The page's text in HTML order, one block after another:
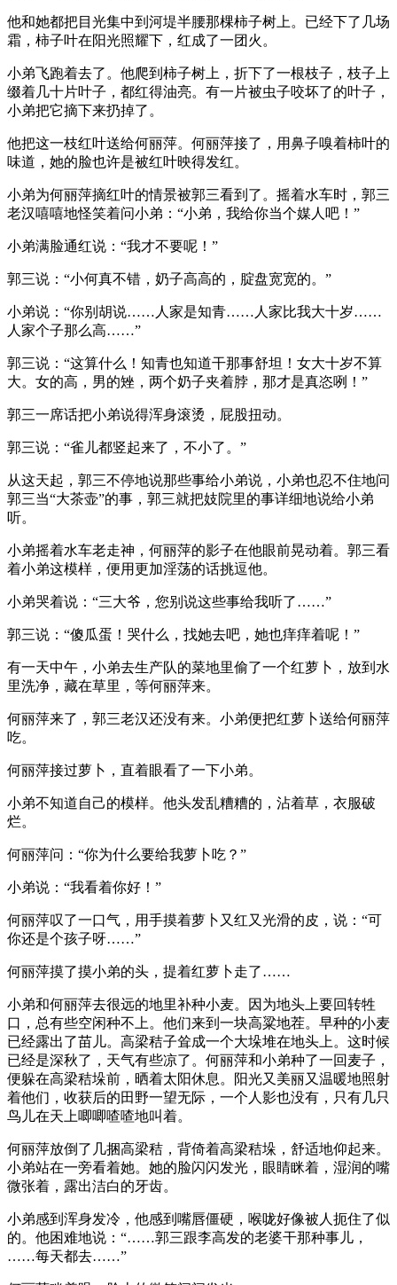
他和她都把目光集中到河堤半腰那棵柿子树上。已经下了几场
霜，柿子叶在阳光照耀下，红成了一团火。
小弟飞跑着去了。他爬到柿子树上，折下了一根枝子，枝子上
缀着几十片叶子，都红得油亮。有一片被虫子咬坏了的叶子，
小弟把它摘下来扔掉了。
他把这一枝红叶送给何丽萍。何丽萍接了，用鼻子嗅着柿叶的
味道，她的脸也许是被红叶映得发红。
小弟为何丽萍摘红叶的情景被郭三看到了。摇着水车时，郭三
老汉嘻嘻地怪笑着问小弟：“小弟，我给你当个媒人吧！”
小弟满脸通红说：“我才不要呢！”
郭三说：“小何真不错，奶子高高的，腚盘宽宽的。”
小弟说：“你别胡说……人家是知青……人家比我大十岁……
人家个子那么高……”
郭三说：“这算什么！知青也知道干那事舒坦！女大十岁不算
大。女的高，男的矬，两个奶子夹着脖，那才是真恣咧！”
郭三一席话把小弟说得浑身滚烫，屁股扭动。
郭三说：“雀儿都竖起来了，不小了。”
从这天起，郭三不停地说那些事给小弟说，小弟也忍不住地问
郭三当“大茶壶”的事，郭三就把妓院里的事详细地说给小弟
听。
小弟摇着水车老走神，何丽萍的影子在他眼前晃动着。郭三看
着小弟这模样，便用更加淫荡的话挑逗他。
小弟哭着说：“三大爷，您别说这些事给我听了……”
郭三说：“傻瓜蛋！哭什么，找她去吧，她也痒痒着呢！”
有一天中午，小弟去生产队的菜地里偷了一个红萝卜，放到水
里洗净，藏在草里，等何丽萍来。
何丽萍来了，郭三老汉还没有来。小弟便把红萝卜送给何丽萍
吃。
何丽萍接过萝卜，直着眼看了一下小弟。
小弟不知道自己的模样。他头发乱糟糟的，沾着草，衣服破
烂。
何丽萍问：“你为什么要给我萝卜吃？”
小弟说：“我看着你好！”
何丽萍叹了一口气，用手摸着萝卜又红又光滑的皮，说：“可
你还是个孩子呀……”
何丽萍摸了摸小弟的头，提着红萝卜走了……
小弟和何丽萍去很远的地里补种小麦。因为地头上要回转牲
口，总有些空闲种不上。他们来到一块高粱地茬。早种的小麦
已经露出了苗儿。高梁秸子耸成一个大垛堆在地头上。这时候
已经是深秋了，天气有些凉了。何丽萍和小弟种了一回麦子，
便躲在高梁秸垛前，晒着太阳休息。阳光又美丽又温暖地照射
着他们，收获后的田野一望无际，一个人影也没有，只有几只
鸟儿在天上唧唧喳喳地叫着。
何丽萍放倒了几捆高梁秸，背倚着高梁秸垛，舒适地仰起来。
小弟站在一旁看着她。她的脸闪闪发光，眼睛眯着，湿润的嘴
微张着，露出洁白的牙齿。
小弟感到浑身发冷，他感到嘴唇僵硬，喉咙好像被人扼住了似
的。他困难地说：“……郭三跟李高发的老婆干那种事儿，
……每天都去……”